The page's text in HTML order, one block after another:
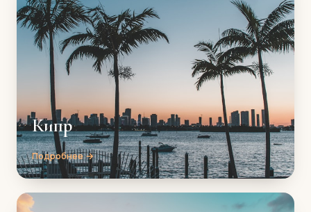
Кипр
Подробнее →